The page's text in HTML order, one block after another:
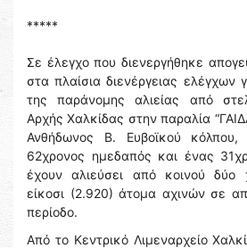
*****
Σε έλεγχο που διενεργήθηκε
στα πλαίσια διενέργειας ελέγχων
της παράνομης αλιείας από
Αρχής Χαλκίδας στην παραλία
Ανθήδωνος Β. Ευβοϊκού κόλπου,
62χρονος ημεδαπός και ένας
έχουν αλιεύσει από κοινού δύο
είκοσι (2.920) άτομα αχινών σε
περίοδο.
Από το Κεντρικό Λιμεναρχείο